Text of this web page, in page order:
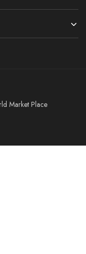
Market Place